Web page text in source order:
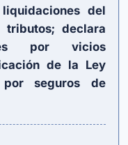
del
declara
por vicios
de la Ley
seguros de